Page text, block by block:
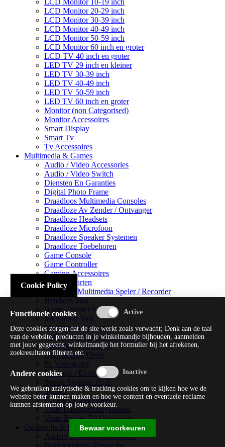
LCD Monitor 10-19 inch
LCD Monitor 20-29 inch
LCD Monitor 30-39 inch
LCD Monitor 40-49 inch
LCD Monitor 50-59 inch
LCD Monitor 60 inch en groter
LCD TV 40 inch en groter
LED TV 29 inch en kleiner
LED TV 30-39 inch
LED TV 40-49 inch
LED TV 50-59 inch
LED TV 60 inch en groter
Monitor (non Categorised)
Monitor Accessoires
Smart Display
Smart Tv
Tv Accessoires
Multimedia & Games
Audio / Video Accessories
Audio / Video Switch
Diensten En Garanties
Digital Photo Frame
Draadloos Multimedia Consoles
Draadloze Av Zender / Ontvanger
Draadloze Headsets
Draadloze Microfoon
Draadloze Speaker Systemen
Draadloze Toebehoren
Game Console
Game Controller
Gaming Accessoires
Geluidskaarten
Handheld Multimedia Speler / Recorder
Headsets Vast
Home Theater Systems
Microfoon Vast
Multimedia Consoles
Multimedia Mixer / Versterker
Multimedia Productie
Optical Disk Drive
Pc Videokaart
Repeater / Extender
Sound Systems Hi-fi
Splitter
Tuners En Recorders
Vaste Luidsprekersystemen
Vaste Zender En Ontvanger
Onderwijs & Recreatie
Andere Beveiligingssoftware
Cookie Policy
Functionele cookies
Deze cookies zorgen dat de site werkt zoals verwacht; Denk aan de taal
van de website, producten in je winkelmandje bijhouden, aanmelden
met jouw gegevens, winkelmandje het formulier bij het afrekenen,
zoekresultaten filteren etc.
Andere cookies
We gebruiken analytische & tracking cookies om te kijken hoe we de
website beter kunnen maken en hoe we content en eventuele reclame
kunnen afstemmen op jouw voorkeur.
Bewaar voorkeuren